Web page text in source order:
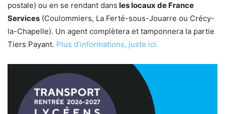
postale) ou en se rendant dans les locaux de France
Services (Coulommiers, La Ferté-sous-Jouarre ou Crécy-
la-Chapelle). Un agent complètera et tamponnera la partie
Tiers Payant. Plus d’informations, juste ici.